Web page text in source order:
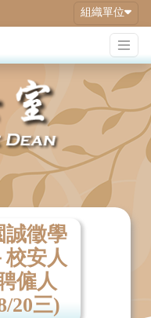
組織單位
誠徵學
安人
僱人
20三)